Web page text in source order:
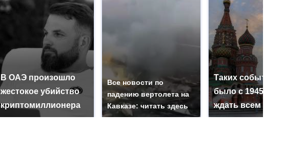
В ОАЭ произошло
жестокое убийство
криптомиллионера
Все новости по
падению вертолета на
Кавказе: читать здесь
Таких событий не
было с 1945: чего
ждать всем нам?